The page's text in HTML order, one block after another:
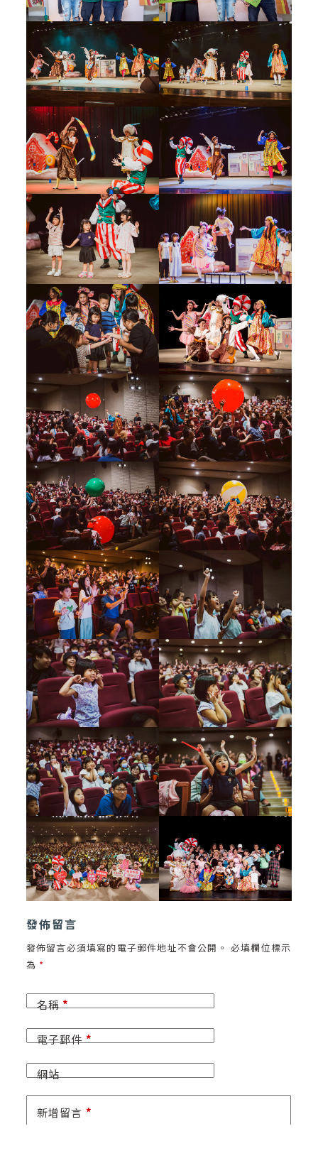
發佈留言
發佈留言必須填寫的電子郵件地址不會公開。 必填欄位標示
為 *
名稱*
電子郵件*
網站
新增留言 *